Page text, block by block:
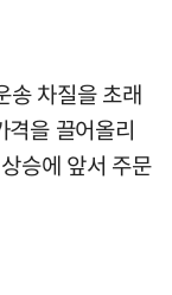
송 차질을 초래
격을 끌어올리
승에 앞서 주문